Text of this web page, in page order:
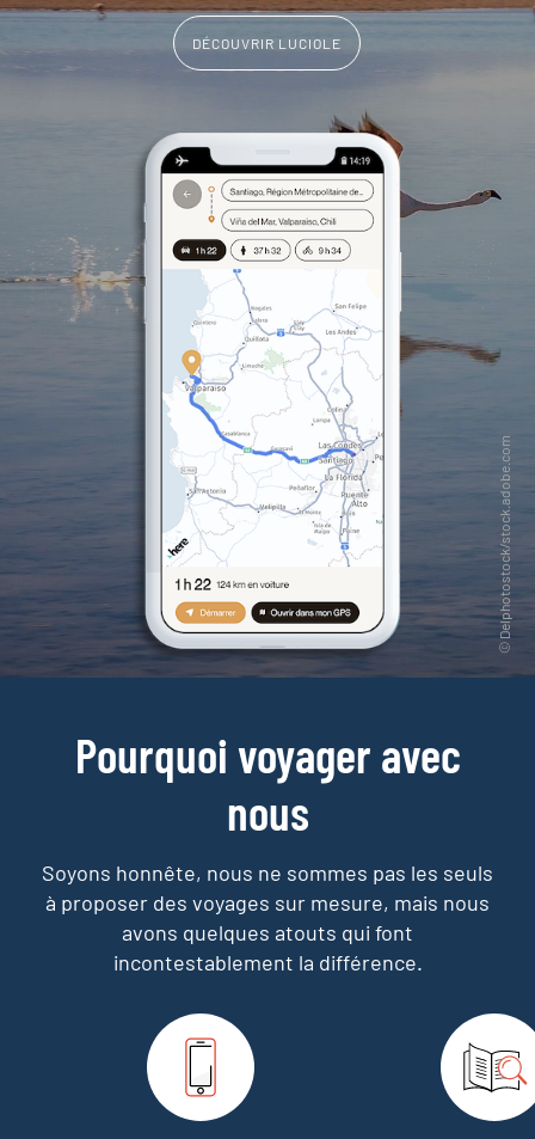
DÉCOUVRIR LUCIOLE
Pourquoi voyager avec
nous
Soyons honnête, nous ne sommes pas les seuls
à proposer des voyages sur mesure, mais nous
avons quelques atouts qui font
incontestablement la différence.